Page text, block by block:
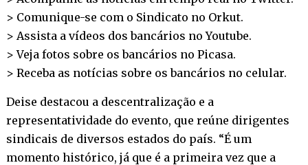
> Comunique-se com o Sindicato no Orkut.
> Assista a vídeos dos bancários noYoutube.
> Veja fotos sobre os bancários no Picasa.
> Receba as notícias sobre os bancários no celular.
Deise destacou a descentralização e a
representatividade do evento, que reúne dirigentes
sindicais de diversos estados do país. “É um
momento histórico, já que é a primeira vez que a